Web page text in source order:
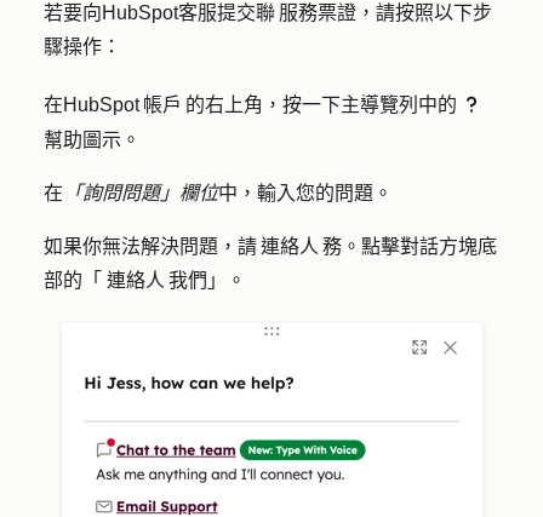
若要向HubSpot客服提交聯 服務票證，請按照以下步
驟操作：
在HubSpot 帳戶 的右上角，按一下主導覽列中的 question
幫助圖示 。
在 「詢問問題」欄位中，輸入您的問題 。
如果你無法解決問題，請 連絡人 務。點擊對話方塊底
部的「 連絡人 我們 」。